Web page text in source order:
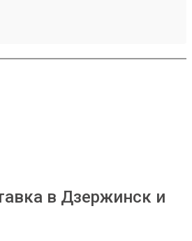
в Дзержинск и